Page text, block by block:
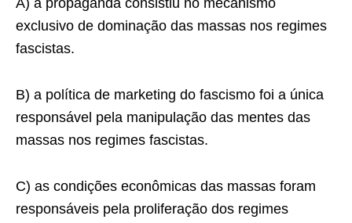
A) a propaganda consistiu no mecanismo
exclusivo de dominação das massas nos regimes
fascistas.
B) a política de marketing do fascismo foi a única
responsável pela manipulação das mentes das
massas nos regimes fascistas.
C) as condições econômicas das massas foram
responsáveis pela proliferação dos regimes